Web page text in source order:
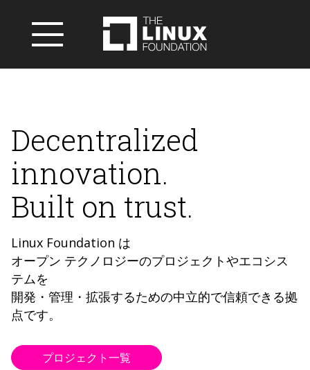
Decentralized
innovation.
Built on trust.
Linux Foundation は
オープン テクノロジーのプロジェクトやエコシス
テムを
開発・管理・拡張するための中立的で信頼できる拠
点です。
プロジェクト一覧